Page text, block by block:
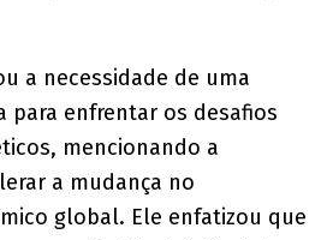
a necessidade de uma
para enfrentar os desafios
mencionando a
a mudança no
global. Ele enfatizou que